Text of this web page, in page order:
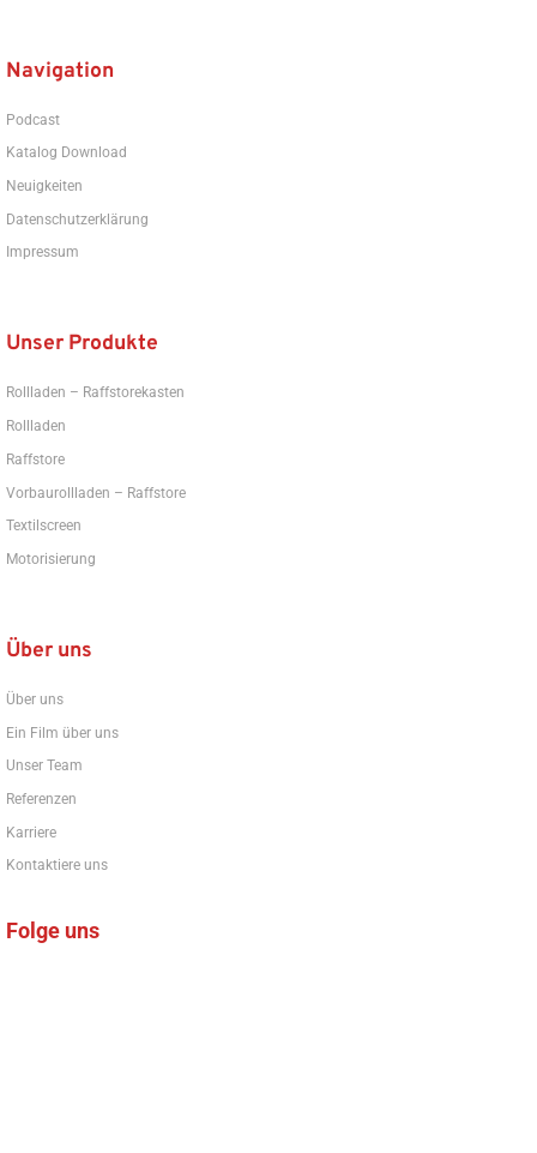
Navigation
Podcast
Katalog Download
Neuigkeiten
Datenschutzerklärung
Impressum
Unser Produkte
Rollladen – Raffstorekasten
Rollladen
Raffstore
Vorbaurollladen – Raffstore
Textilscreen
Motorisierung
Über uns
Über uns
Ein Film über uns
Unser Team
Referenzen
Karriere
Kontaktiere uns
Folge uns